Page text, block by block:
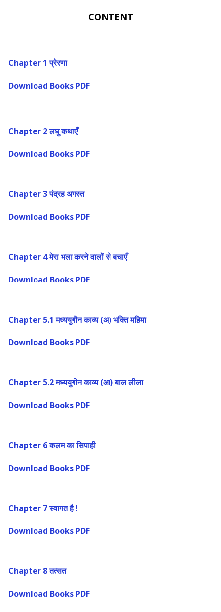
CONTENT
Chapter 1 प्रेरणा
Download Books PDF
Chapter 2 लघु कथाएँ
Download Books PDF
Chapter 3 पंद्रह अगस्त
Download Books PDF
Chapter 4 मेरा भला करने वालों से बचाएँ
Download Books PDF
Chapter 5.1 मध्ययुगीन काव्य (अ) भक्ति महिमा
Download Books PDF
Chapter 5.2 मध्ययुगीन काव्य (आ) बाल लीला
Download Books PDF
Chapter 6 कलम का सिपाही
Download Books PDF
Chapter 7 स्वागत है !
Download Books PDF
Chapter 8 तत्सत
Download Books PDF